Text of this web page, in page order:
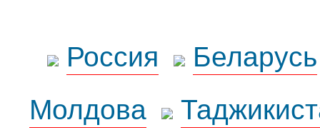
Россия
Беларусь
Молдова